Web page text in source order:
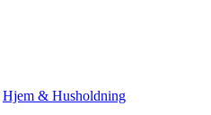
Hjem & Husholdning